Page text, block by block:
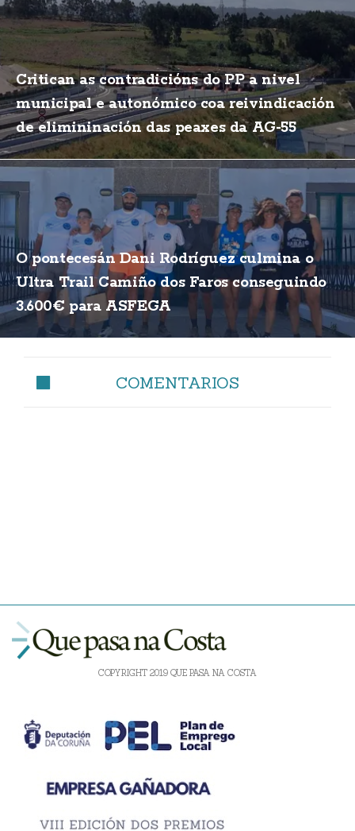
Critican as contradicións do PP a nivel
municipal e autonómico coa reivindicación
de elimininación das peaxes da AG-55
O pontecesán Dani Rodríguez culmina o
Ultra Trail Camiño dos Faros conseguindo
3.600€ para ASFEGA
COMENTARIOS
COPYRIGHT 2019 QUE PASA NA COSTA